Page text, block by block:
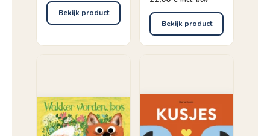
Bekijk product
Bekijk product